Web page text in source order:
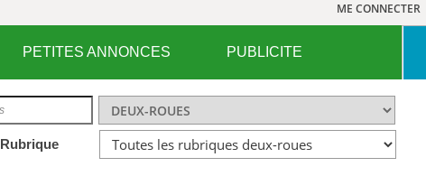
ME CONNECTER
PETITES ANNONCES PUBLICITE
Rubrique